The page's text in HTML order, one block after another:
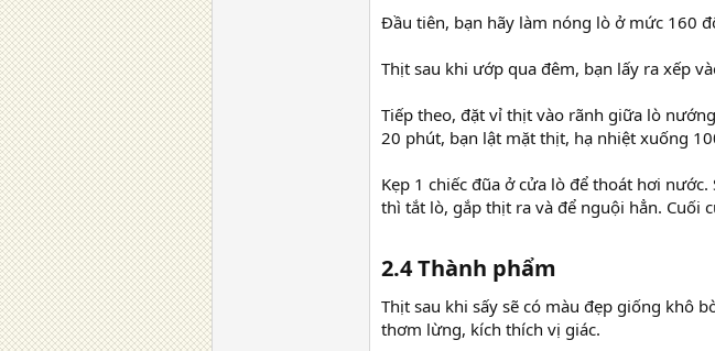
Đầu tiên, bạn hãy làm nóng lò ở mức 160
Thịt sau khi ướp qua đêm, bạn lấy ra xếp
Tiếp theo, đặt vỉ thịt vào rãnh giữa lò
20 phút, bạn lật mặt thịt, hạ nhiệt xuống
Kẹp 1 chiếc đũa ở cửa lò để thoát hơi
thì tắt lò, gắp thịt ra và để nguội hẳn. Cuối
2.4 Thành phẩm​
Thịt sau khi sấy sẽ có màu đẹp giống khô
thơm lừng, kích thích vị giác.